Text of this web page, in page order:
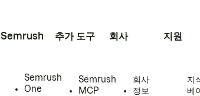
Semrush
Semrush
One
추가 도구
Semrush
MCP
회사
회사
정보
지원
지
베